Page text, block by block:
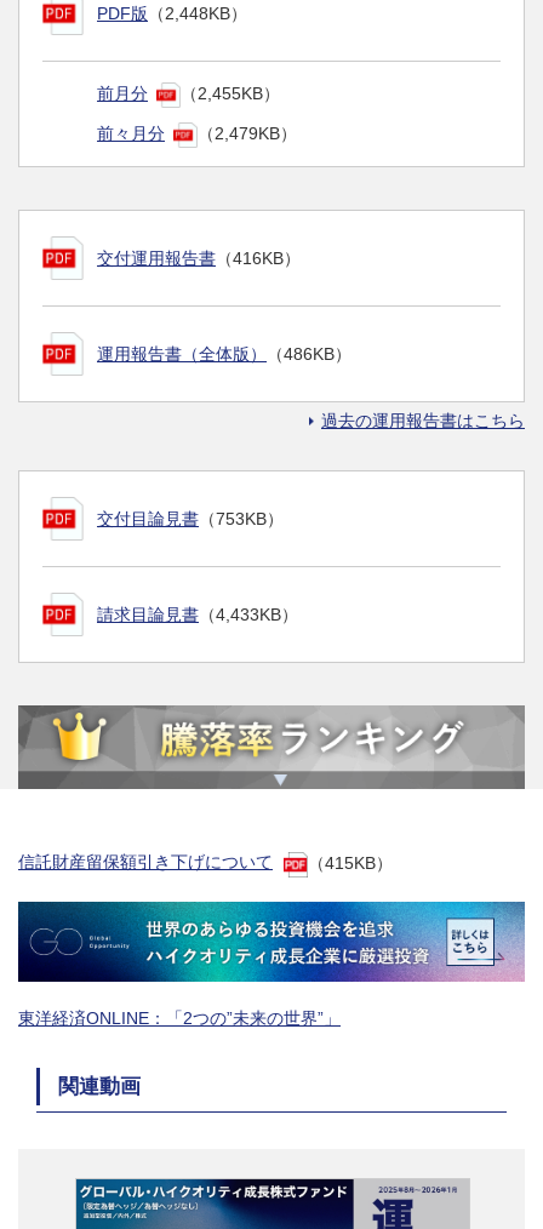
PDF版 （2,448KB）
前月分 （2,455KB）
前々月分 （2,479KB）
交付運用報告書 （416KB）
運用報告書（全体版） （486KB）
過去の運用報告書はこちら
交付目論見書 （753KB）
請求目論見書 （4,433KB）
信託財産留保額引き下げについて （415KB）
東洋経済ONLINE：「2つの”未来の世界”」
関連動画